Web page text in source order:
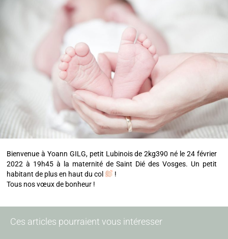
Bienvenue à Yoann GILG, petit Lubinois de 2kg390 né le 24 février
2022 à 19h45 à la maternité de Saint Dié des Vosges. Un petit
habitant de plus en haut du col
!
Tous nos vœux de bonheur !
Ces articles pourraient vous intéresser